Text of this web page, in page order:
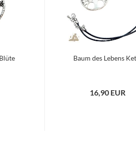
Baum des Lebens
16,90 EUR